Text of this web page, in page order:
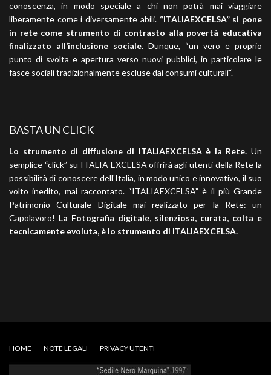
conoscenza, in modo speciale a chi non potrà mai viaggiare
liberamente come i diversamente abili. “ITALIAEXCELSA” si pone
in rete come strumento di contrasto alla povertà educativa
finalizzato all’inclusione sociale. Dunque, “un vero e proprio
punto di svolta e apertura verso nuovi pubblici, in particolare le
fasce sociali tradizionalmente escluse dai consumi culturali“.
BASTA UN CLICK
Lo strumento di diffusione di ITALIAEXCELSA è la Rete. Un
semplice “click” su ITALIA EXCELSA offrirà agli utenti della Rete la
possibilità di conoscere dell'Italia, in modo unico e innovativo, il suo
volto inedito, mai raccontato. “ITALIAEXCELSA” è il più Grande
Patrimonio Culturale Digitale mai realizzato per la Rete: un
Capolavoro! La Fotografia digitale, silenziosa, curata, colta e
tecnicamente evoluta, è lo strumento di ITALIAEXCELSA.
HOME NOTE LEGALI PRIVACY UTENTI